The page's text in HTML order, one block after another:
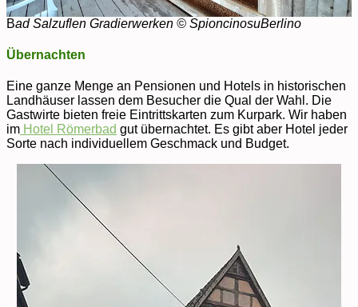
Bad Salzuflen Gradierwerken © SpioncinosuBerlino
Übernachten
Eine ganze Menge an Pensionen und Hotels in historischen
Landhäuser lassen dem Besucher die Qual der Wahl. Die
Gastwirte bieten freie Eintrittskarten zum Kurpark. Wir haben
im Hotel Römerbad gut übernachtet. Es gibt aber Hotel jeder
Sorte nach individuellem Geschmack und Budget.